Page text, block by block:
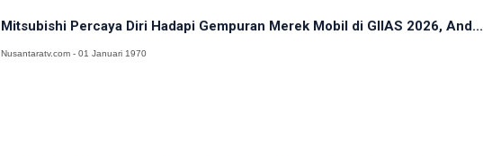
Mitsubishi Percaya Diri Hadapi Gempuran Merek Mobil di GIIAS 2026, And...
Nusantaratv.com - 01 Januari 1970